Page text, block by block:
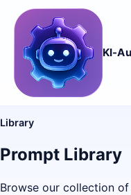
Library
Prompt Library
Browse our collection